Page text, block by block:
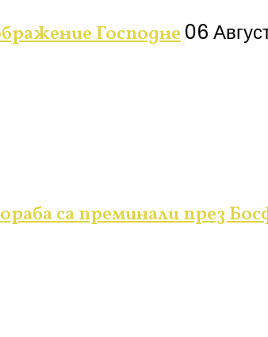
Господне06
са преминали през